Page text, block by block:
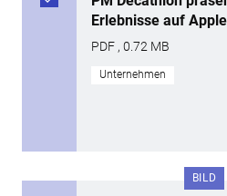
Erlebnisse auf
PDF , 0.72 MB
Unternehmen
BILD